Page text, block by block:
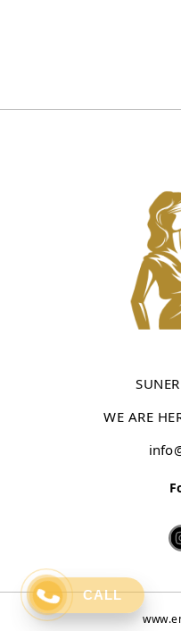
CALL
WE ARE